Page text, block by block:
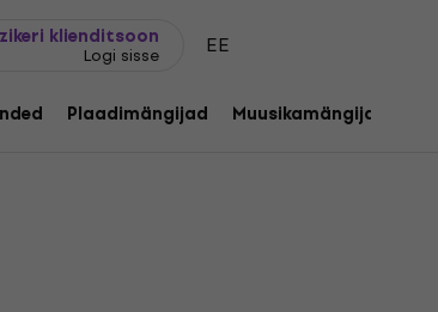
klienditsoon
Logi sisse EE
Plaadimängijad Muusikamängijad
Infinity (Splatter)